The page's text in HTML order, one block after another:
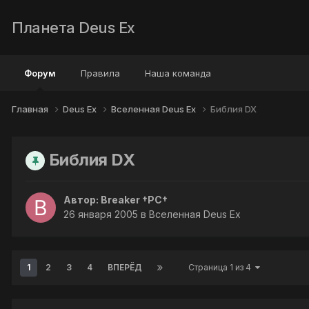
Планета Deus Ex
Форум Правила Наша команда
Главная Deus Ex Вселенная Deus Ex Библия DX
Библия DX
Автор: Breaker †PC†
26 января 2005 в Вселенная Deus Ex
1 2 3 4 ВПЕРЁД Страница 1 из 4